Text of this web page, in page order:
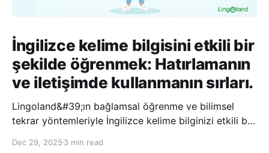
İngilizce kelime bilgisini etkili bir
şekilde öğrenmek: Hatırlamanın
ve iletişimde kullanmanın sırları.
Lingoland&#39;ın bağlamsal öğrenme ve bilimsel
tekrar yöntemleriyle İngilizce kelime bilginizi etkili bir
hatırlayabilir ve daha doğal bir şekilde iletişim
Dec 29, 2025 3 min read